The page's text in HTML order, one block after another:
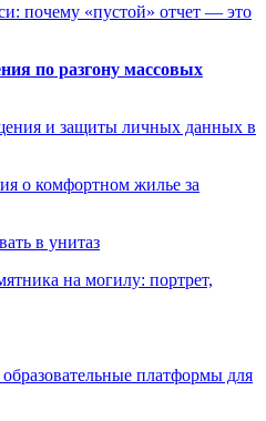
почему «пустой» отчет — это
по разгону массовых
и защиты личных данных в
о комфортном жилье за
в унитаз
на могилу: портрет,
платформы для